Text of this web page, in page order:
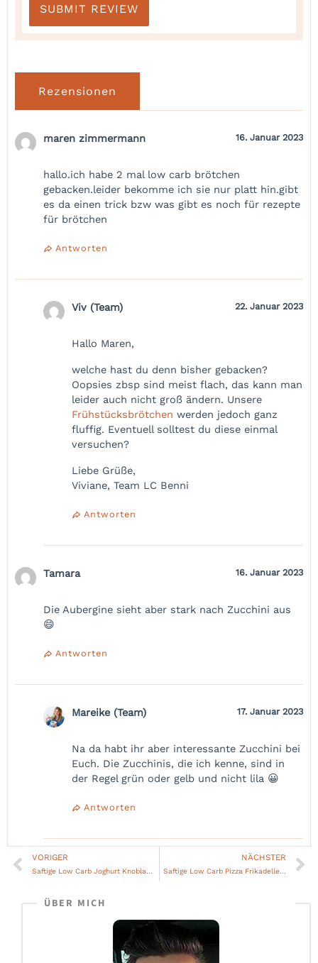
Rezensionen
maren zimmermann 16. Januar 2023
hallo.ich habe 2 mal low carb brötchen
gebacken.leider bekomme ich sie nur platt hin.gibt
es da einen trick bzw was gibt es noch für rezepte
für brötchen
Antworten
Viv (Team) 22. Januar 2023
Hallo Maren,
welche hast du denn bisher gebacken?
Oopsies zbsp sind meist flach, das kann man
leider auch nicht groß ändern. Unsere
Frühstücksbrötchen werden jedoch ganz
fluffig. Eventuell solltest du diese einmal
versuchen?
Liebe Grüße,
Viviane, Team LC Benni
Antworten
Tamara 16. Januar 2023
Die Aubergine sieht aber stark nach Zucchini aus
😄
Antworten
Mareike (Team) 17. Januar 2023
Na da habt ihr aber interessante Zucchini bei
Euch. Die Zucchinis, die ich kenne, sind in
der Regel grün oder gelb und nicht lila 😀
Antworten
Zurück
VORIGER
Saftige Low Carb Joghurt Knoblauch Hähnchenkeulen
NÄCHSTER
Saftige Low Carb Pizza Frikadellen mit Salami
ÜBER MICH